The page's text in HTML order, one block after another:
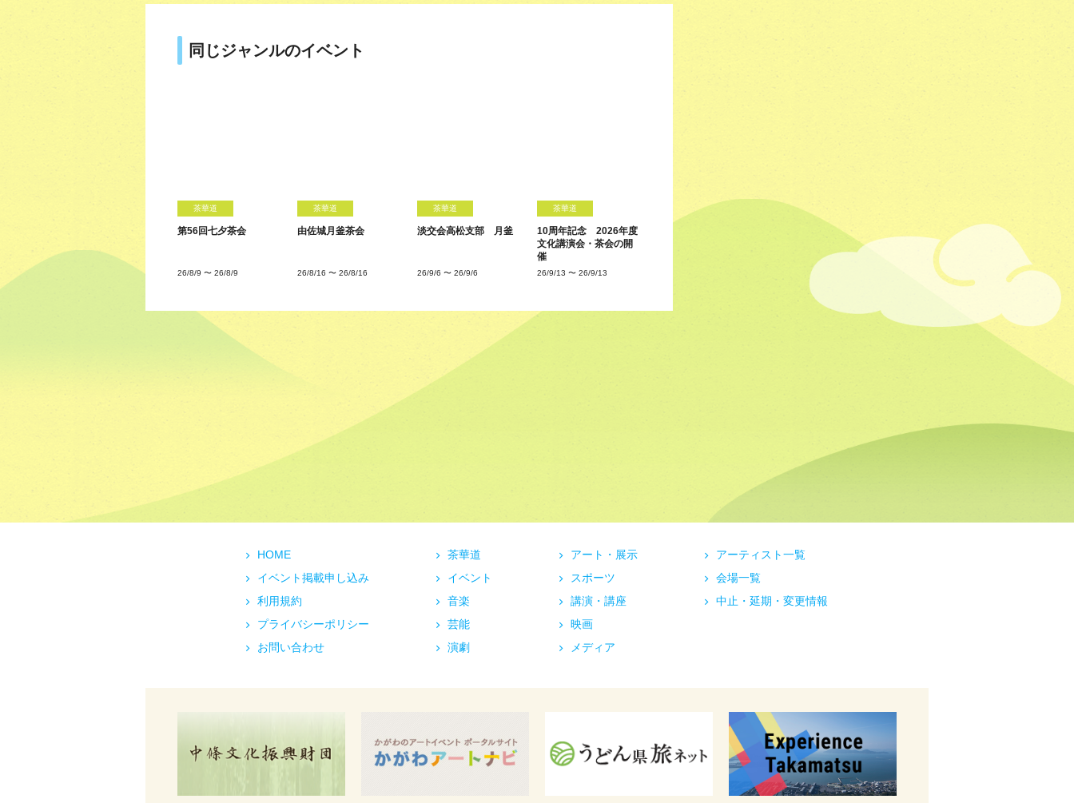
同じジャンルのイベント
茶華道
第56回七夕茶会
26/8/9 〜 26/8/9
茶華道
由佐城月釜茶会
26/8/16 〜 26/8/16
茶華道
淡交会高松支部 月釜
26/9/6 〜 26/9/6
茶華道
10周年記念 2026年度
文化講演会・茶会の開
催
26/9/13 〜 26/9/13
HOME
イベント掲載申し込み
利用規約
プライバシーポリシー
お問い合わせ
茶華道
イベント
音楽
芸能
演劇
アート・展示
スポーツ
講演・講座
映画
メディア
アーティスト一覧
会場一覧
中止・延期・変更情報